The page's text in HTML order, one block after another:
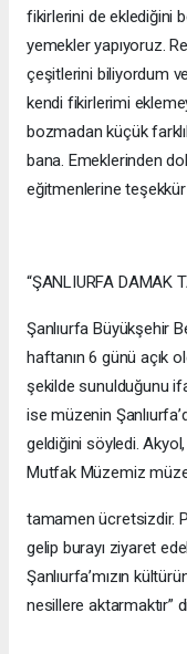
fikirlerini de eklediğini
yemekler yapıyoruz.
çeşitlerini biliyordum
kendi fikirlerimi
bozmadan küçük
bana. Emeklerinden
eğitmenlerine
“ŞANLIURFA DAMAK
Şanlıurfa Büyükşehir
haftanın 6 günü açık
şekilde sunulduğunu
ise müzenin
geldiğini söyledi.
Mutfak Müzemiz
tamamen ücretsizdir.
gelip burayı ziyaret
Şanlıurfa’mızın
nesillere aktarmaktır”